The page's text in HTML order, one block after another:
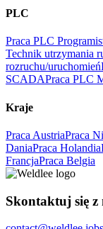
PLC
Praca PLC
Technik utrzymania
rozruchu/uruchomień
SCADAPraca PLC
Kraje
Praca AustriaPraca
DaniaPraca Holandia
FrancjaPraca Belgia
Skontaktuj się z